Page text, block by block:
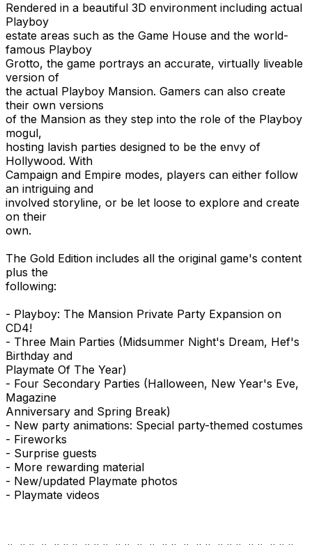
Rendered in a beautiful 3D environment including actual
Playboy
estate areas such as the Game House and the world-
famous Playboy
Grotto, the game portrays an accurate, virtually liveable
version of
the actual Playboy Mansion. Gamers can also create
their own versions
of the Mansion as they step into the role of the Playboy
mogul,
hosting lavish parties designed to be the envy of
Hollywood. With
Campaign and Empire modes, players can either follow
an intriguing and
involved storyline, or be let loose to explore and create
on their
own.
The Gold Edition includes all the original game's content
plus the
following:
- Playboy: The Mansion Private Party Expansion on
CD4!
- Three Main Parties (Midsummer Night's Dream, Hef's
Birthday and
Playmate Of The Year)
- Four Secondary Parties (Halloween, New Year's Eve,
Magazine
Anniversary and Spring Break)
- New party animations: Special party-themed costumes
- Fireworks
- Surprise guests
- More rewarding material
- New/updated Playmate photos
- Playmate videos